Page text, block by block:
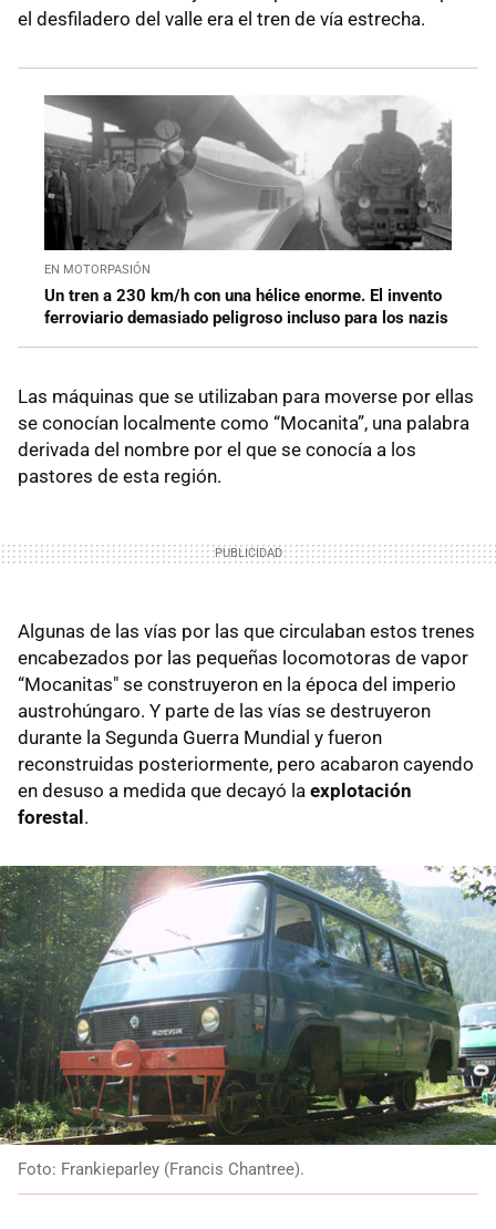
el desfiladero del valle era el tren de vía estrecha.
EN MOTORPASIÓN
Un tren a 230 km/h con una hélice enorme. El invento
ferroviario demasiado peligroso incluso para los nazis
Las máquinas que se utilizaban para moverse por ellas
se conocían localmente como “Mocanita”, una palabra
derivada del nombre por el que se conocía a los
pastores de esta región.
Algunas de las vías por las que circulaban estos trenes
encabezados por las pequeñas locomotoras de vapor
“Mocanitas" se construyeron en la época del imperio
austrohúngaro. Y parte de las vías se destruyeron
durante la Segunda Guerra Mundial y fueron
reconstruidas posteriormente, pero acabaron cayendo
en desuso a medida que decayó la explotación
forestal.
Foto: Frankieparley (Francis Chantree).